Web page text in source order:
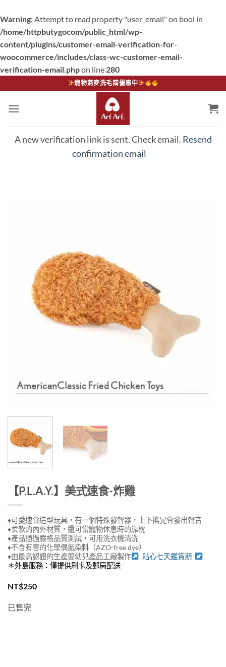
Warning: Attempt to read property "user_email" on bool in
/home/httpbutygocom/public_html/wp-
content/plugins/customer-email-verification-for-
woocommerce/includes/class-wc-customer-email-
verification-email.phpon line 280
to
content
寵物燕麥洗毛精優惠中
A new verification link is sent. Check email. Resend
confirmation email
【P.L.A.Y.】美式速食-炸雞
♦可愛速食造型玩具，有一個特殊發聲器，上下搖晃會發出聲音
♦柔軟的內外材質，還可當寵物休息時的靠枕
♦產品通過嚴格品質測試，可用洗衣機清洗
♦不含有害的化學偶氮染料（AZO-free dye）
♦由最高認證的生產嬰幼兒產品工廠製作
貼心七天鑑賞期
＊外島服務：僅提供刷卡及郵局配送
NT$250
已售完